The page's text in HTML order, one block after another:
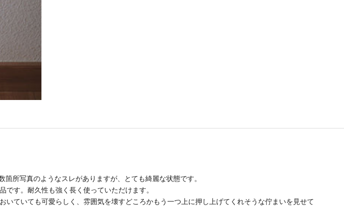
所写真のようなスレがありますが、とても綺麗な状態です。
す。耐久性も強く長く使っていただけます。
ていても可愛らしく、雰囲気を壊すどころかもう一つ上に押し上げてくれそうな佇まいを見せて